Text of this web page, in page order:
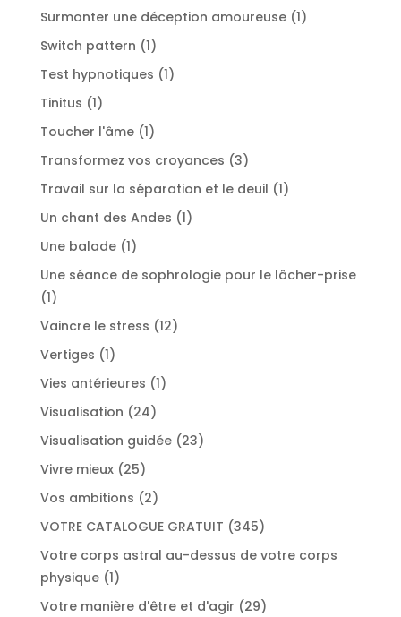
produits
Surmonter une déception amoureuse 11
Switch pattern 11
produit
Test hypnotiques 11
Tinitus 11
produit
Toucher l'âme 11
produit
Transformez vos croyances 33
produits
Travail sur la séparation et le deuil 11
Un chant des Andes 11
Une balade 11
produit
Une séance de sophrologie pour le lâcher-prise
11
produit
Vaincre le stress 1212
Vertiges 11
produit
Vies antérieures 11
Visualisation 2424
produits
Visualisation guidée 2323
Vivre mieux 2525
produits
Vos ambitions 22
produits
VOTRE CATALOGUE GRATUIT 345345
produits
Votre corps astral au-dessus de votre corps
physique 11
produit
Votre manière d'être et d'agir 2929